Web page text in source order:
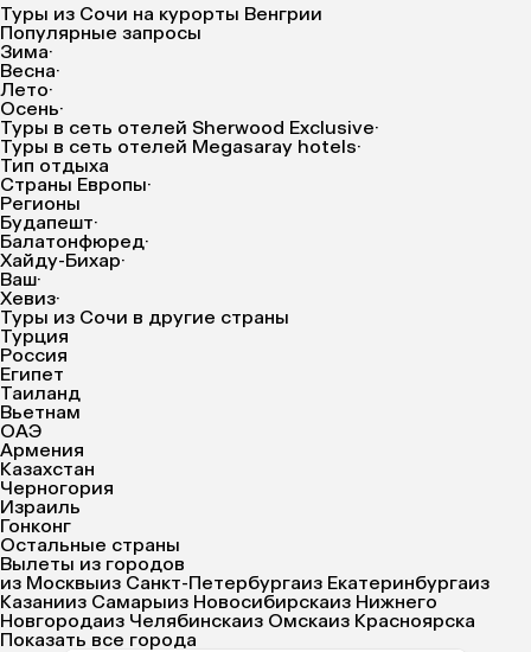
Туры из Сочи на курорты Венгрии
Популярные запросы
Зима·
Весна·
Лето·
Осень·
Туры в сеть отелей Sherwood Exclusive·
Туры в сеть отелей Megasaray hotels·
Тип отдыха
Страны Европы·
Регионы
Будапешт·
Балатонфюред·
Хайду-Бихар·
Ваш·
Хевиз·
Туры из Сочи в другие страны
Турция
Россия
Египет
Таиланд
Вьетнам
ОАЭ
Армения
Казахстан
Черногория
Израиль
Гонконг
Остальные страны
Вылеты из городов
из Москвыиз Санкт-Петербургаиз Екатеринбургаиз
Казанииз Самарыиз Новосибирскаиз Нижнего
Новгородаиз Челябинскаиз Омскаиз Красноярска
Показать все города